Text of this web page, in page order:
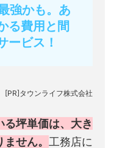
強かも。あ
る費用と間
ービス！
[PR]タウンライフ株式会社
坪単価は、大き
せん。 工務店に